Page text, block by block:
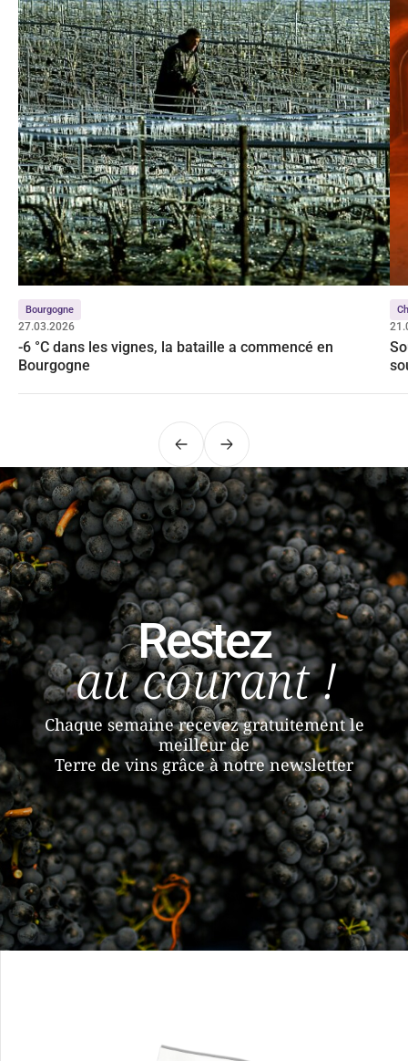
Bourgogne
27.03.2026
-6 °C dans les vignes, la bataille a commencé en
Bourgogne
PrécédentSuivant
Restez
au courant !
Chaque semaine recevez gratuitement le
meilleur de
Terre de vins grâce à notre newsletter